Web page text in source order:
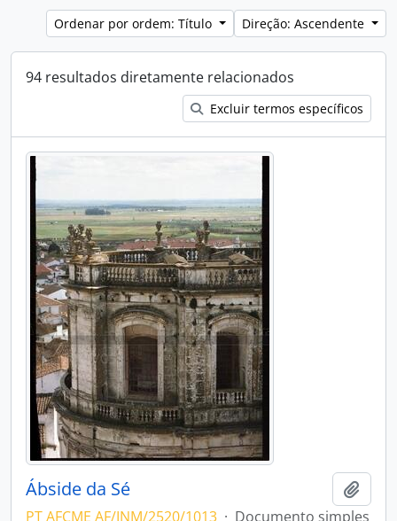
Ordenar por ordem: Título Direção: Ascendente
94 resultados diretamente relacionados
Excluir termos específicos
Ábside da Sé
PT AFCME AF/INM/2520/1013 · Documento simples